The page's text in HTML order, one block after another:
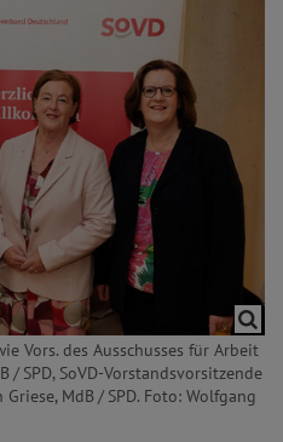
Vors. des Ausschusses für Arbeit
/ SPD, SoVD-Vorstandsvorsitzende
MdB / SPD. Foto: Wolfgang